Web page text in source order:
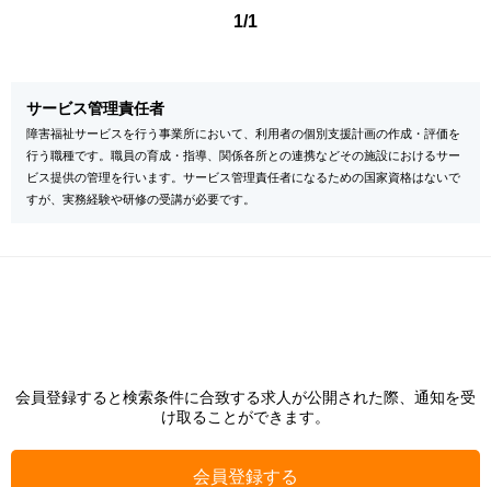
1/1
サービス管理責任者
障害福祉サービスを行う事業所において、利用者の個別支援計画の作成・評価を
行う職種です。職員の育成・指導、関係各所との連携などその施設におけるサー
ビス提供の管理を行います。サービス管理責任者になるための国家資格はないで
すが、実務経験や研修の受講が必要です。
会員登録すると検索条件に合致する求人が公開された際、通知を受
け取ることができます。
会員登録する